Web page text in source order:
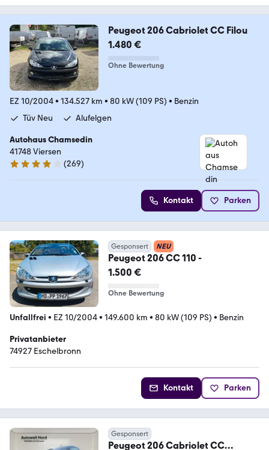
Peugeot 206 Cabriolet CC Filou
1.480 €
Ohne Bewertung
EZ 10/2004• 134.527 km • 80 kW (109 PS) • Benzin
Tüv Neu
Alufelgen
Autohaus Chamsedin
41748 Viersen
4.1 Sterne
(269)
Kontakt Parken
Gesponsert NEU
Peugeot 206 CC 110 -
1.500 €
Ohne Bewertung
Unfallfrei • EZ 10/2004• 149.600 km • 80 kW (109 PS) • Benzin
Privatanbieter
74927 Eschelbronn
Kontakt Parken
Gesponsert
Peugeot 206 Cabriolet CC